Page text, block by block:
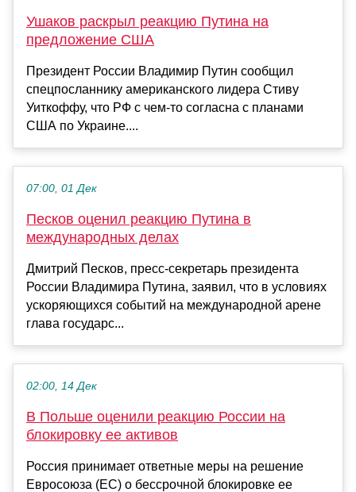
Ушаков раскрыл реакцию Путина на
предложение США
Президент России Владимир Путин сообщил
спецпосланнику американского лидера Стиву
Уиткоффу, что РФ с чем-то согласна с планами
США по Украине....
07:00, 01 Дек
Песков оценил реакцию Путина в
международных делах
Дмитрий Песков, пресс-секретарь президента
России Владимира Путина, заявил, что в условиях
ускоряющихся событий на международной арене
глава государс...
02:00, 14 Дек
В Польше оценили реакцию России на
блокировку ее активов
Россия принимает ответные меры на решение
Евросоюза (ЕС) о бессрочной блокировке ее